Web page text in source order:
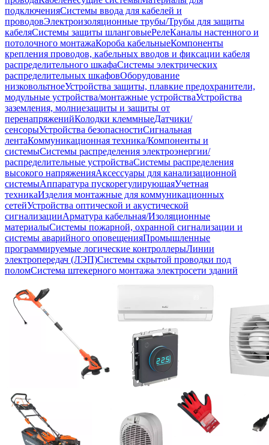
подключенияСистемы ввода для кабелей и
проводовЭлектроизоляционные трубы/Трубы для защиты
кабеляСистемы защиты шланговыеРелеКаналы настенного и
потолочного монтажаКороба кабельныеКомпоненты
крепления проводов, кабельных вводов и фиксации кабеля
распределительного шкафаСистемы электрических
распределительных шкафовОборудование
низковольтноеУстройства защиты, плавкие предохранители,
модульные устройства/монтажные устройстваУстройства
заземления, молниезащиты и защиты от
перенапряженийКолодки клеммныеДатчики/
сенсорыУстройства безопасностиСигнальная
лентаКоммуникационная техника/Компоненты и
системыСистемы распределения электроэнергии/
распределительные устройстваСистемы распределения
высокого напряженияАксессуары для канализационной
системыАппаратура пускорегулирующаяУчетная
техникаИзделия монтажные для коммуникационных
сетейУстройства оптической и акустической
сигнализацииАрматура кабельная/Изоляционные
материалыСистемы пожарной, охранной сигнализации и
системы аварийного оповещенияПромышленные
программируемые логические контроллерыЛинии
электропередач (ЛЭП)Системы скрытой проводки под
поломСистема штекерного монтажа электросети зданий